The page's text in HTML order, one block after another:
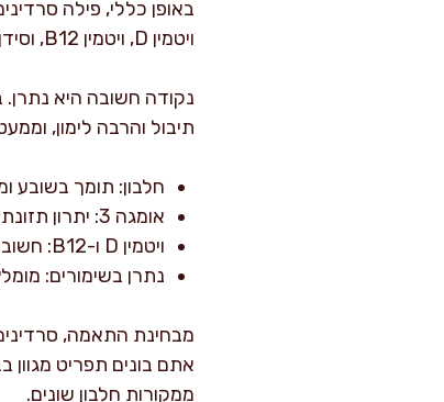
ויטמין D, ויטמין B12, וסידן במקרים שבהם אוכלים גם חלקים רכים של העצמות בדג שלם או בסוגי שימורים מסוימים.
נקודה חשובה היא נתרן.
תיבול והרבה לימון,
חלבון: תומך בשובע
אומגה 3: יתרון תזונתי מרכזי בדגי ים קטנים.
ויטמין D ו-B12: חשובים במיוחד למי שממעט בדגים לאורך השבוע.
נתרן בשימורים:
מבחינת התאמה,
אתם בונים תפריט מגוון
ממקורות חלבון שונים.